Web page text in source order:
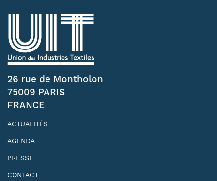
26 rue de Montholon
75009 PARIS
FRANCE
ACTUALITÉS
AGENDA
PRESSE
CONTACT